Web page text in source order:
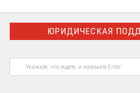
ЮРИДИЧЕСКАЯ